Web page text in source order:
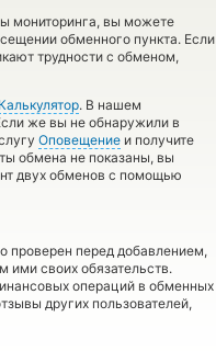
мониторинга, вы можете
обменного пункта. Если
трудности с обменом,
Калькулятор. В нашем
же вы не обнаружили в
Оповещение и получите
обмена не показаны, вы
двух обменов с помощью
проверен перед добавлением,
ими своих обязательств.
операций в обменных
других пользователей,